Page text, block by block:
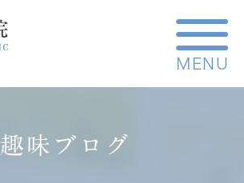
趣味ブログ